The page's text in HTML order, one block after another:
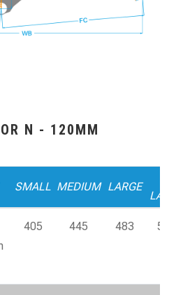
N - 120MM
SMALL MEDIUM LARGE
LARGE
405 445 483 520